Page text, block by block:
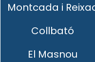
Montcada i
Collbató
El Masnou